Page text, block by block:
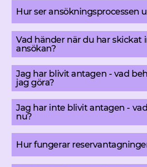
Hur ser ansökningsprocessen
Vad händer när du har skickat
ansökan?
Jag har blivit antagen - vad
jag göra?
Jag har inte blivit antagen -
nu?
Hur fungerar